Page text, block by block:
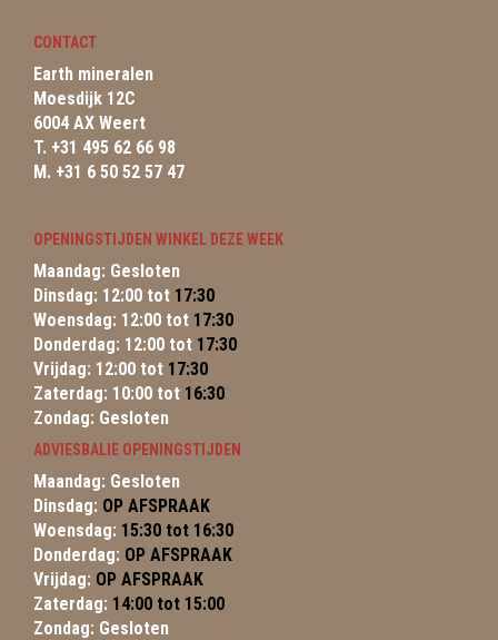
CONTACT
Earth mineralen
Moesdijk 12C
6004 AX Weert
T. +31 495 62 66 98
M. +31 6 50 52 57 47
OPENINGSTIJDEN WINKEL DEZE WEEK
Maandag: Gesloten
Dinsdag: 12:00 tot 17:30
Woensdag: 12:00 tot 17:30
Donderdag: 12:00 tot 17:30
Vrijdag: 12:00 tot 17:30
Zaterdag: 10:00 tot 16:30
Zondag: Gesloten
ADVIESBALIE OPENINGSTIJDEN
Maandag: Gesloten
Dinsdag: OP AFSPRAAK
Woensdag: 15:30 tot 16:30
Donderdag: OP AFSPRAAK
Vrijdag: OP AFSPRAAK
Zaterdag: 14:00 tot 15:00
Zondag: Gesloten